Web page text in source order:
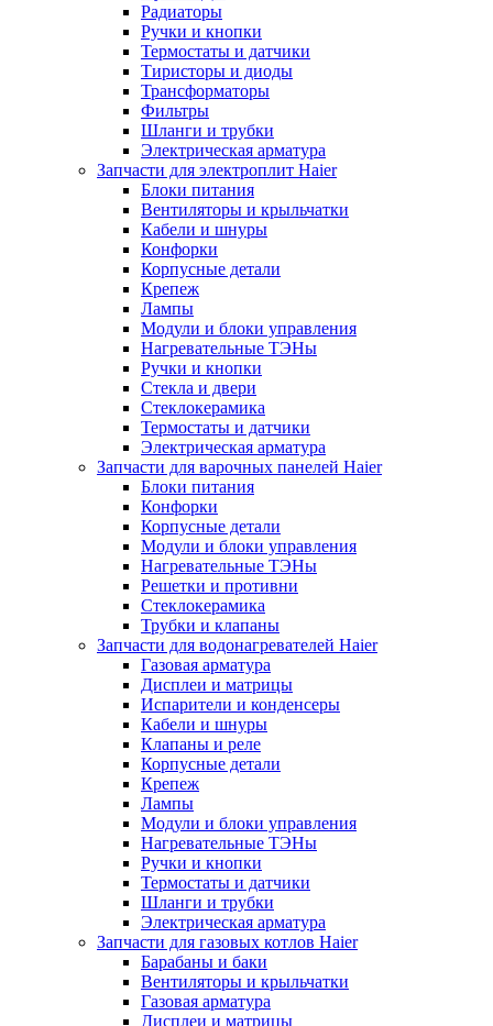
Радиаторы
Ручки и кнопки
Термостаты и датчики
Тиристоры и диоды
Трансформаторы
Фильтры
Шланги и трубки
Электрическая арматура
Запчасти для электроплит Haier
Блоки питания
Вентиляторы и крыльчатки
Кабели и шнуры
Конфорки
Корпусные детали
Крепеж
Лампы
Модули и блоки управления
Нагревательные ТЭНы
Ручки и кнопки
Стекла и двери
Стеклокерамика
Термостаты и датчики
Электрическая арматура
Запчасти для варочных панелей Haier
Блоки питания
Конфорки
Корпусные детали
Модули и блоки управления
Нагревательные ТЭНы
Решетки и противни
Стеклокерамика
Трубки и клапаны
Запчасти для водонагревателей Haier
Газовая арматура
Дисплеи и матрицы
Испарители и конденсеры
Кабели и шнуры
Клапаны и реле
Корпусные детали
Крепеж
Лампы
Модули и блоки управления
Нагревательные ТЭНы
Ручки и кнопки
Термостаты и датчики
Шланги и трубки
Электрическая арматура
Запчасти для газовых котлов Haier
Барабаны и баки
Вентиляторы и крыльчатки
Газовая арматура
Дисплеи и матрицы